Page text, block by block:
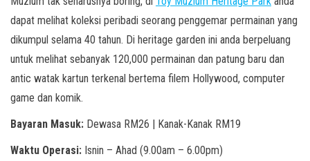
dapat melihat koleksi peribadi seorang penggemar permainan yang
dikumpul selama 40 tahun. Di heritage garden ini anda berpeluang
untuk melihat sebanyak 120,000 permainan dan patung baru dan
antic watak kartun terkenal bertema filem Hollywood, computer
game dan komik.
Bayaran Masuk: Dewasa RM26 | Kanak-Kanak RM19
Waktu Operasi: Isnin – Ahad (9.00am – 6.00pm)